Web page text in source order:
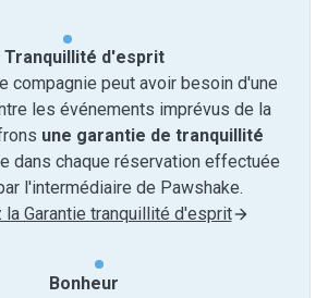
Tranquillité d'esprit
compagnie peut avoir besoin d'une
les événements imprévus de la
une garantie de tranquillité
dans chaque réservation effectuée
l'intermédiaire de Pawshake.
la Garantie tranquillité d'esprit
Bonheur